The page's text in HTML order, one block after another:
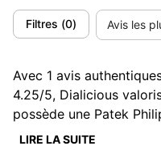
Philippe.
Inspirez-vous desavis
(Mise à jour Mars 2025)
Filtres (0) Avis les
Avec 1 avis
4.25/5, Dialicious
possède une Patek
avis est une source
LIRE LA SUITE